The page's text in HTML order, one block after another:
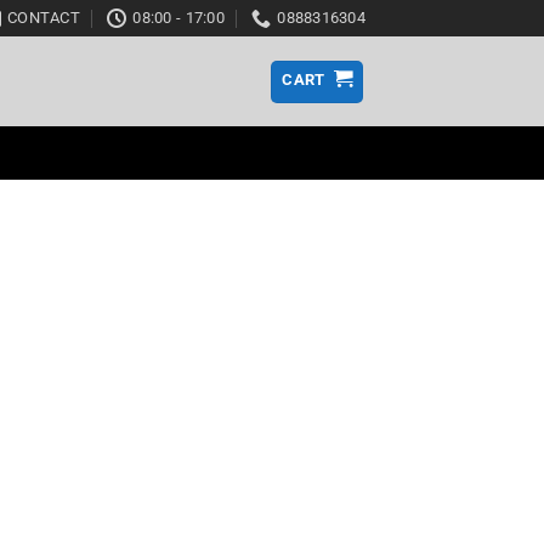
CONTACT 08:00 - 17:00 0888316304
CART